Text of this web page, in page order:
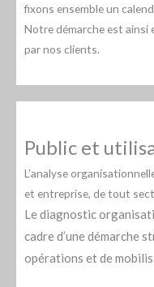
fixons ensemble un
Notre démarche est ainsi
par nos clients.
Public et
L’analyse
et entreprise, de tout
Le diagnostic
cadre d’une démarche
opérations et de